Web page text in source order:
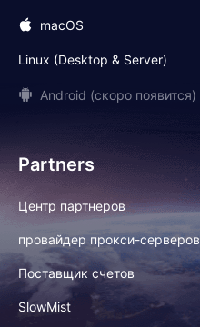
macOS
Linux (Desktop & Server)
Android (скоро появится)
Partners
Центр партнеров
провайдер прокси-серверов
Поставщик счетов
SlowMist